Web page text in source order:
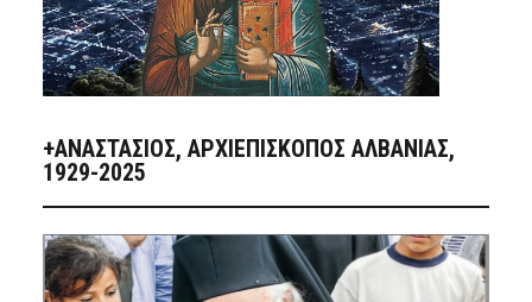
+ΑΝΑΣΤΆΣΙΟΣ, ΑΡΧΙΕΠΊΣΚΟΠΟΣ ΑΛΒΑΝΊΑΣ,
1929-2025